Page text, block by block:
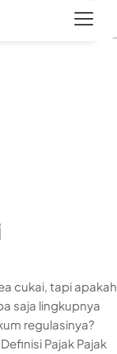
cukai, tapi apakah
saja lingkupnya
regulasinya?
Pajak Pajak